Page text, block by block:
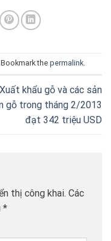
. Bookmark the permalink
Xuất khẩu gỗ và các sản
gỗ trong tháng 2/2013
đạt 342 triệu USD
thị công khai. Các
*